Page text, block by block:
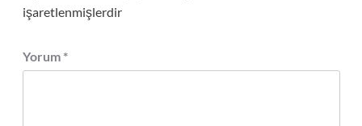
işaretlenmişlerdir
Yorum *